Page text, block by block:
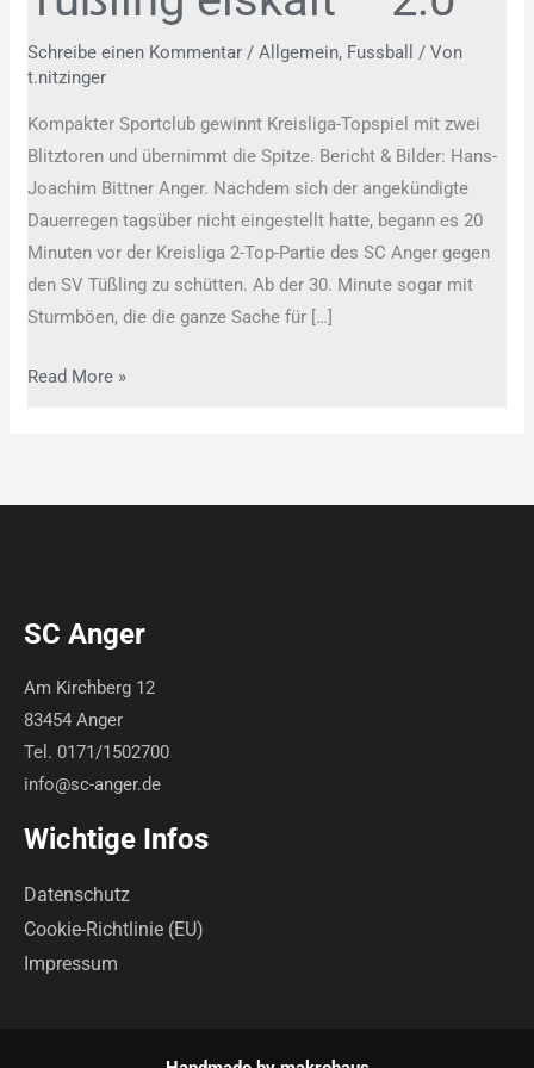
Schreibe einen Kommentar /Allgemein, Fussball
/ Von
t.nitzinger
Kompakter Sportclub gewinnt Kreisliga-Topspiel mit zwei
Blitztoren und übernimmt die Spitze. Bericht & Bilder: Hans-
Joachim Bittner Anger. Nachdem sich der angekündigte
Dauerregen tagsüber nicht eingestellt hatte, begann es 20
Minuten vor der Kreisliga 2-Top-Partie des SC Anger gegen
den SV Tüßling zu schütten. Ab der 30. Minute sogar mit
Sturmböen, die die ganze Sache für […]
Read More »
SC Anger
Am Kirchberg 12
83454 Anger
Tel. 0171/1502700
info@sc-anger.de
Wichtige Infos
Datenschutz
Cookie-Richtlinie (EU)
Impressum